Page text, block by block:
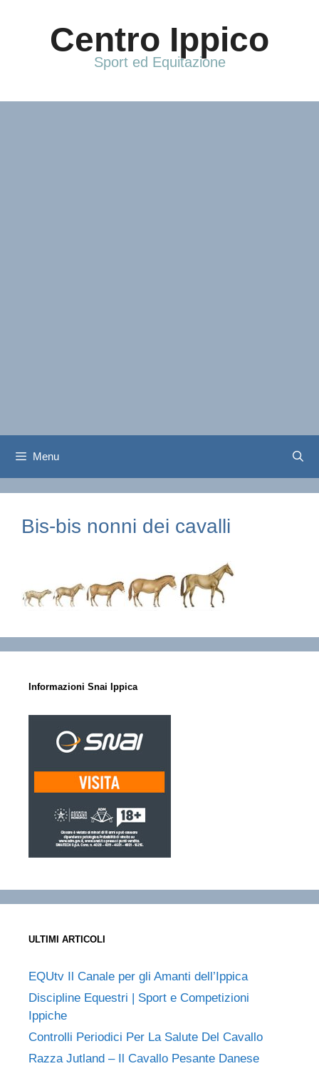
Centro Ippico
Sport ed Equitazione
Menu
Bis-bis nonni dei cavalli
Informazioni Snai Ippica
ULTIMI ARTICOLI
EQUtv Il Canale per gli Amanti dell’Ippica
Discipline Equestri | Sport e Competizioni
Ippiche
Controlli Periodici Per La Salute Del Cavallo
Razza Jutland – Il Cavallo Pesante Danese